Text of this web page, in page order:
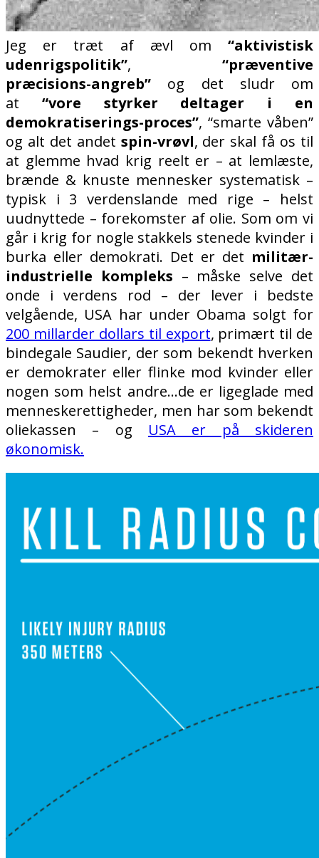
Jeg er træt af ævl om “aktivistisk
udenrigspolitik”, “præventive
præcisions-angreb” og det sludr om
at “vore styrker deltager i en
demokratiserings-proces”, “smarte våben”
og alt det andet spin-vrøvl, der skal få os til
at glemme hvad krig reelt er – at lemlæste,
brænde & knuste mennesker systematisk –
typisk i 3 verdenslande med rige – helst
uudnyttede – forekomster af olie. Som om vi
går i krig for nogle stakkels stenede kvinder i
burka eller demokrati. Det er det militær-
industrielle kompleks – måske selve det
onde i verdens rod – der lever i bedste
velgående, USA har under Obama solgt for
200 millarder dollars til export, primært til de
bindegale Saudier, der som bekendt hverken
er demokrater eller flinke mod kvinder eller
nogen som helst andre…de er ligeglade med
menneskerettigheder, men har som bekendt
oliekassen – og USA er på skideren
økonomisk.